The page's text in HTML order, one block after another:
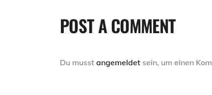
POST A COMMENT
Du musst angemeldet sein, um einen